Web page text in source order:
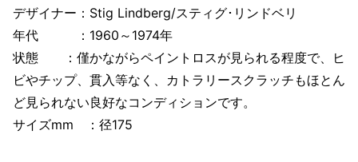
デザイナー：Stig Lindberg/スティグ･リンドベリ
年代 ：1960～1974年
状態 ：僅かながらペイントロスが見られる程度で、ヒ
ビやチップ、貫入等なく、カトラリースクラッチもほとん
ど見られない良好なコンディションです。
サイズmm ：径175